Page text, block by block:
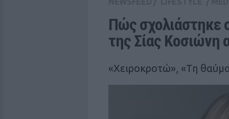
Πώς σχολιάστηκε
της Σίας Κοσιώνη
«Χειροκροτώ», «Τη